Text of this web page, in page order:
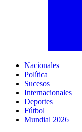
Nacionales
Política
Sucesos
Internacionales
Deportes
Fútbol
Mundial 2026